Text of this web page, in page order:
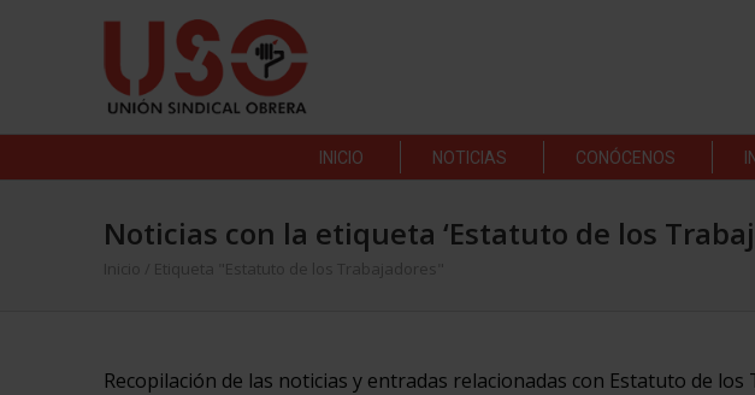
INICIO NOTICIAS CONÓCENOS
Noticias con la etiqueta ‘Estatuto de los
Inicio Etiqueta "Estatuto de los Trabajadores"
Recopilación de las noticias y entradas relacionadas con Estatuto de